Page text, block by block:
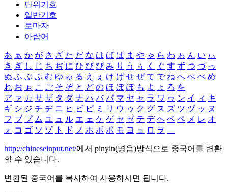
단위기호
일반기호
로마자
아랍어
あ ぁ か が さ ざ た だ な は ば ぱ ま や ゃ ら わ ゎ ん い ぃ
き ぎ し じ ち ぢ に ひ び ぴ み り う ぅ く ぐ す ず つ づ っ
ぬ ふ ぶ ぷ む ゆ ゅ る え ぇ け げ せ ぜ て で ね へ べ ぺ め
れ お ぉ こ ご そ ぞ と ど の ほ ぼ ぽ も よ ょ ろ を
ア ァ カ サ ザ タ ダ ナ ハ バ パ マ ヤ ャ ラ ワ ヮ ン イ ィ キ
ギ シ ジ チ ヂ ニ ヒ ビ ピ ミ リ ウ ゥ ク グ ス ズ ツ ヅ ッ ヌ
フ ブ プ ム ユ ュ ル エ ェ ケ ゲ セ ゼ テ デ ヘ ベ ペ メ レ オ
ォ コ ゴ ソ ゾ ト ド ノ ホ ボ ポ モ ヨ ョ ロ ヲ ―
http://chineseinput.net/에서 pinyin(병음)방식으로 중국어를 변환
할 수 있습니다.
변환된 중국어를 복사하여 사용하시면 됩니다.